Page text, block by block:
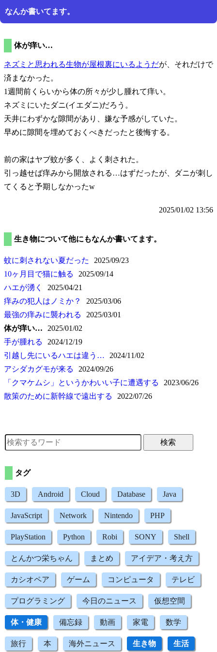
なんか書いてます。
体が痒い…
ネズミと思われる生物が屋根裏にいるようだが、それだけで
済まなかった。
1週間前くらいから体の所々が少し腫れて痒い。
ネズミにいたダニ(イエダニ)だろう。
天井にわずかな隙間があり、嫌な予感がしていた。
早めに隙間を埋めておくべきだったと後悔する。
前の家はヤブ蚊が多く、よく刺された。
引っ越せば痒みから開放される…はずだったが、ダニが刺し
てくると予期しなかったw
2025/01/02 13:56
生き物について他にもなんか書いてます。
蚊に刺されない夏だった
2025/09/23
10ヶ月目で猫に触る
2025/09/14
ハエが湧く
2025/04/21
痒みの犯人はノミか？
2025/03/06
最強の痒みに襲われる
2025/03/01
体が痒い…
2025/01/02
手が腫れる
2024/12/19
引越し先にいるハエは違う…
2024/11/02
アシダカグモが来る
2024/09/26
クマケムシ
というかわいい子に遭遇する
2023/06/26
散策のために新幹線で遠出する
2022/07/26
検索
タグ
3D Android Cloud Database Java
JavaScript Network Nintendo PHP
PlayStation Python Robi SONY Shell
とんかつ栄ちゃん まとめ アイデア・考え方
カシオペア ゲーム コンピュータ テレビ
プログラミング 今日のニュース 仮想空間
体・健康 備忘録 動画 家電 数学
旅行 本 海外ニュース 生き物 生活